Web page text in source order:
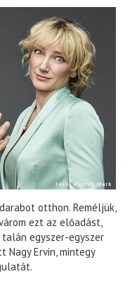
otthon. Reméljük,
ezt az előadást,
egyszer-egyszer
Nagy Ervin, mintegy